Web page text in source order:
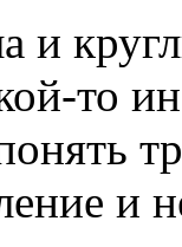
и
то
и